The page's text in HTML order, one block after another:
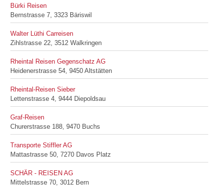
Bürki Reisen
Bernstrasse 7, 3323 Bäriswil
Walter Lüthi Carreisen
Zihlstrasse 22, 3512 Walkringen
Rheintal Reisen Gegenschatz AG
Heidenerstrasse 54, 9450 Altstätten
Rheintal-Reisen Sieber
Lettenstrasse 4, 9444 Diepoldsau
Graf-Reisen
Churerstrasse 188, 9470 Buchs
Transporte Stiffler AG
Mattastrasse 50, 7270 Davos Platz
SCHÄR - REISEN AG
Mittelstrasse 70, 3012 Bern